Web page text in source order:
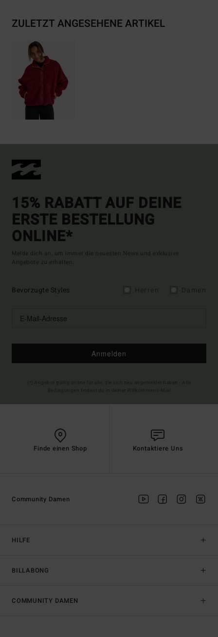
ZULETZT ANGESEHENE ARTIKEL
15% RABATT AUF DEINE
ERSTE BESTELLUNG
ONLINE*
Melde dich an, um immer die neuesten News und exklusive
Angebote zu erhalten.
Bevorzugte Styles
Anmelden
Finde einen Shop Kontaktiere Uns
HILFE
BILLABONG
Community Damen
COMMUNITY DAMEN